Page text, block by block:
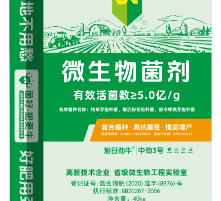
松土壤, 提高土壤通透性和保水保肥能力, 增加土壤有机质
防止板结, 有效解决因连工连作、重茬等原因造成的减产问
题。2、解磷解钾、提高化肥利用率有效菌能分解土壤中的
有机质, 减少氨肥的流失; 其中解钾解磷菌能将土壤中固化
的化学钾肥、化学磷肥分解转化为速效钾、速效磷。3、改
善作物品质使用菌剂后, 作物中的蛋白质、糖分、氮基酸、
维生素等有益成分含量有所提高, 起到改善作物品质的作
用。4、增强作物的抗逆性能、提高产量分泌赤霉素、细胞
分裂素、生长素等活性物质, 刺激、调节、促进作物的生长
发育, 增强农作物的抗逆性能, 有利于农作物的增产5、预
防、抑制细菌、真菌性病害如:小麦根腐病、镰刀菌、姜腐
病、黄萎病、灰葡萄孢、香蕉与棉花等枯萎病。